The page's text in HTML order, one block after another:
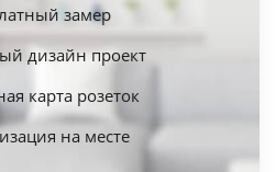
замер
дизайн проект
карта розеток
на месте